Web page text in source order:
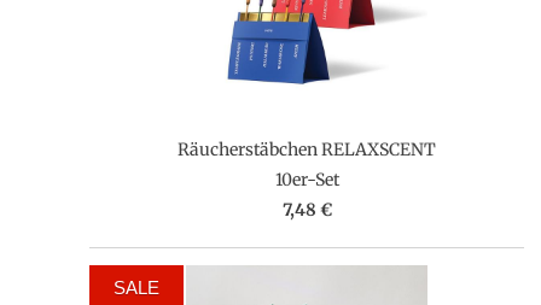
Räucherstäbchen RELAXSCENT
10er-Set
7,48 €
SALE